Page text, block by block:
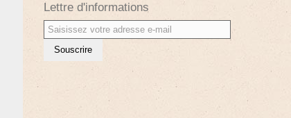
Lettre d'informations
Souscrire